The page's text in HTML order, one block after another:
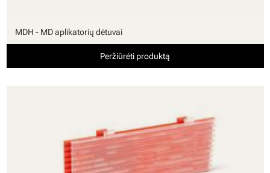
MDH - MD aplikatorių dėtuvai
Peržiūrėti produktą